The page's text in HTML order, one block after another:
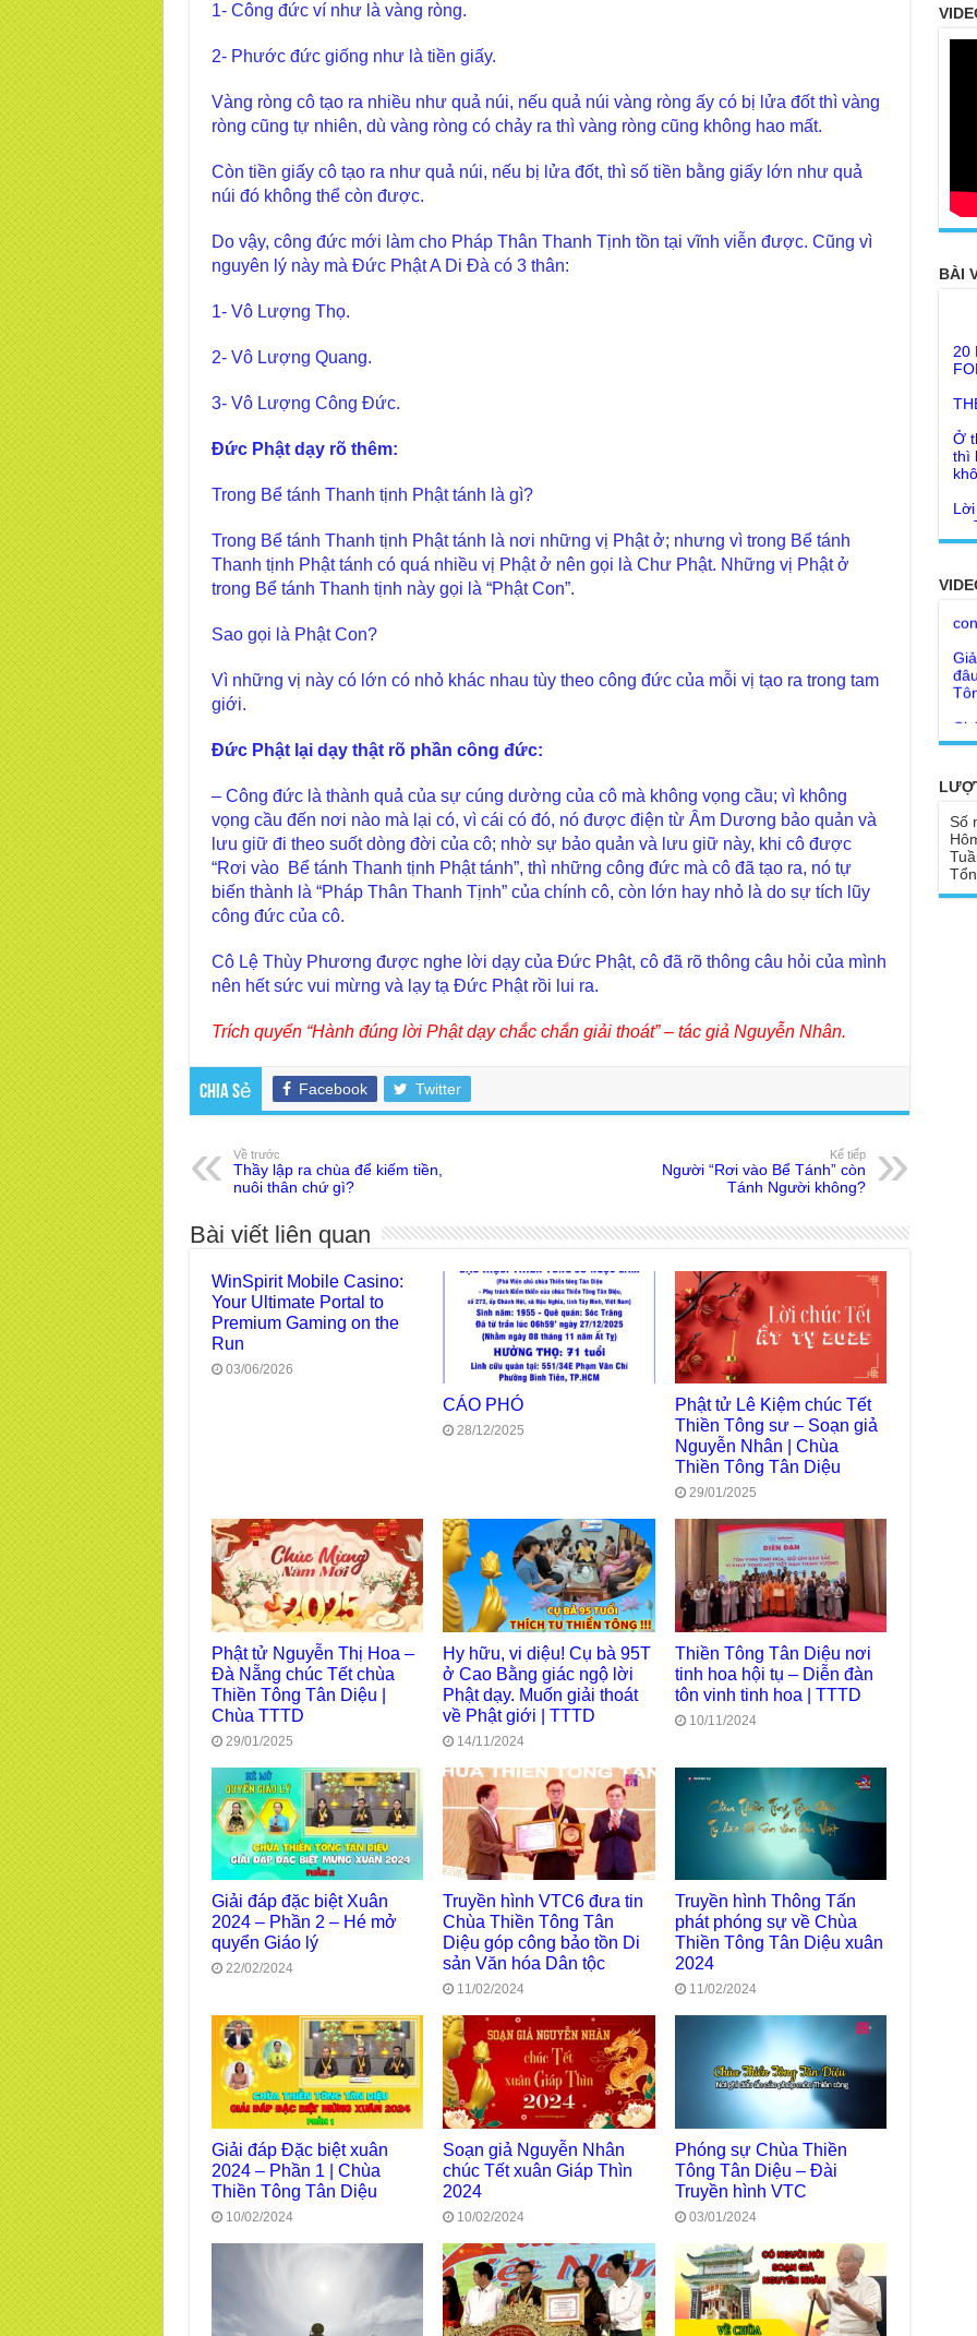
1- Công đức ví như là vàng ròng.
2- Phước đức giống như là tiền giấy.
Vàng ròng cô tạo ra nhiều như quả núi, nếu quả núi vàng ròng ấy có bị lửa đốt thì vàng
ròng cũng tự nhiên, dù vàng ròng có chảy ra thì vàng ròng cũng không hao mất.
Còn tiền giấy cô tạo ra như quả núi, nếu bị lửa đốt, thì số tiền bằng giấy lớn như quả
núi đó không thể còn được.
Do vậy, công đức mới làm cho Pháp Thân Thanh Tịnh tồn tại vĩnh viễn được. Cũng vì
nguyên lý này mà Đức Phật A Di Đà có 3 thân:
1- Vô Lượng Thọ.
2- Vô Lượng Quang.
3- Vô Lượng Công Đức.
Đức Phật dạy rõ thêm:
Trong Bể tánh Thanh tịnh Phật tánh là gì?
Trong Bể tánh Thanh tịnh Phật tánh là nơi những vị Phật ở; nhưng vì trong Bể tánh
Thanh tịnh Phật tánh có quá nhiều vị Phật ở nên gọi là Chư Phật. Những vị Phật ở
trong Bể tánh Thanh tịnh này gọi là “Phật Con”.
Sao gọi là Phật Con?
Vì những vị này có lớn có nhỏ khác nhau tùy theo công đức của mỗi vị tạo ra trong tam
giới.
Đức Phật lại dạy thật rõ phần công đức:
– Công đức là thành quả của sự cúng dường của cô mà không vọng cầu; vì không
vọng cầu đến nơi nào mà lại có, vì cái có đó, nó được điện từ Âm Dương bảo quản và
lưu giữ đi theo suốt dòng đời của cô; nhờ sự bảo quản và lưu giữ này, khi cô được
“Rơi vào Bể tánh Thanh tịnh Phật tánh”, thì những công đức mà cô đã tạo ra, nó tự
biến thành là “Pháp Thân Thanh Tịnh” của chính cô, còn lớn hay nhỏ là do sự tích lũy
công đức của cô.
Cô Lệ Thùy Phương được nghe lời dạy của Đức Phật, cô đã rõ thông câu hỏi của mình
nên hết sức vui mừng và lạy tạ Đức Phật rồi lui ra.
Trích quyển “Hành đúng lời Phật dạy chắc chắn giải thoát” – tác giả Nguyễn Nhân.
Chia sẻ Facebook Twitter
Về trước
Thầy lập ra chùa để kiếm tiền,
nuôi thân chứ gì?
Kế tiếp
Người “Rơi vào Bể Tánh” còn
Tánh Người không?
Bài viết liên quan
WinSpirit Mobile Casino:
Your Ultimate Portal to
Premium Gaming on the
Run
03/06/2026
CÁO PHÓ
28/12/2025
Phật tử Lê Kiệm chúc Tết
Thiền Tông sư – Soạn giả
Nguyễn Nhân | Chùa
Thiền Tông Tân Diệu
29/01/2025
Phật tử Nguyễn Thị Hoa –
Đà Nẵng chúc Tết chùa
Thiền Tông Tân Diệu |
Chùa TTTD
29/01/2025
Hy hữu, vi diệu! Cụ bà 95T
ở Cao Bằng giác ngộ lời
Phật dạy. Muốn giải thoát
về Phật giới | TTTD
14/11/2024
Thiền Tông Tân Diệu nơi
tinh hoa hội tụ – Diễn đàn
tôn vinh tinh hoa | TTTD
10/11/2024
Giải đáp đặc biệt Xuân
2024 – Phần 2 – Hé mở
quyển Giáo lý
22/02/2024
Truyền hình VTC6 đưa tin
Chùa Thiền Tông Tân
Diệu góp công bảo tồn Di
sản Văn hóa Dân tộc
11/02/2024
Truyền hình Thông Tấn
phát phóng sự về Chùa
Thiền Tông Tân Diệu xuân
2024
11/02/2024
Giải đáp Đặc biệt xuân
2024 – Phần 1 | Chùa
Thiền Tông Tân Diệu
10/02/2024
Soạn giả Nguyễn Nhân
chúc Tết xuân Giáp Thìn
2024
10/02/2024
Phóng sự Chùa Thiền
Tông Tân Diệu – Đài
Truyền hình VTC
03/01/2024
BÀI
Ở
Số